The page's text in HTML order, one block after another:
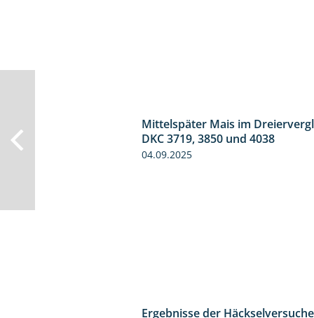
Mittelspäter Mais im
DKC 3719, 3850 und 4038
04.09.2025